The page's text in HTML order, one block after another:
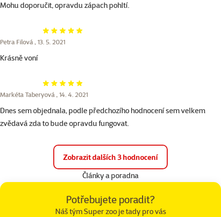
Mohu doporučit, opravdu zápach pohltí.
Hodnocení 100%
Petra Filová , 13. 5. 2021
Krásně voní
Hodnocení 100%
Markéta Taberyová , 14. 4. 2021
Dnes sem objednala, podle předchozího hodnocení sem velkem
zvědavá zda to bude opravdu fungovat.
Zobrazit dalších 3 hodnocení
Články a poradna
Potřebujete poradit?
Náš tým Super zoo je tady pro vás